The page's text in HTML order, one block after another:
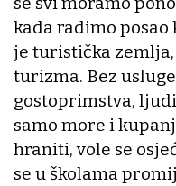
kada radimo posao
je turistička
turizma. Bez
gostoprimstva,
samo more i
hraniti, vole se
se u školama